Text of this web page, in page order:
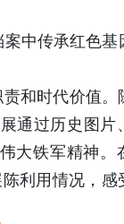
中传承红色基
和时代价值。
通过历史图片
大铁军精神。
利用情况，感